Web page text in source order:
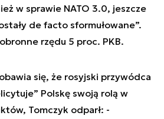
w sprawie NATO 3.0, jeszcze
de facto sformułowane”.
rzędu 5 proc. PKB.
się, że rosyjski przywódca
Polskę swoją rolą w
Tomczyk odparł: -